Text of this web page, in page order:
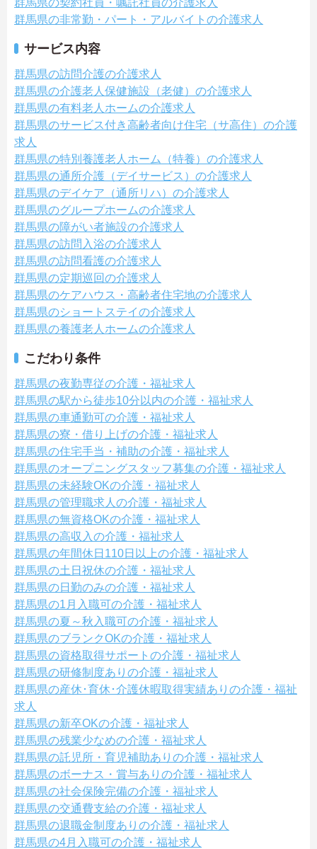
群馬県の非常勤・パート・アルバイトの介護求人
サービス内容
群馬県の訪問介護の介護求人
群馬県の介護老人保健施設（老健）の介護求人
群馬県の有料老人ホームの介護求人
群馬県のサービス付き高齢者向け住宅（サ高住）の介護
求人
群馬県の特別養護老人ホーム（特養）の介護求人
群馬県の通所介護（デイサービス）の介護求人
群馬県のデイケア（通所リハ）の介護求人
群馬県のグループホームの介護求人
群馬県の障がい者施設の介護求人
群馬県の訪問入浴の介護求人
群馬県の訪問看護の介護求人
群馬県の定期巡回の介護求人
群馬県のケアハウス・高齢者住宅地の介護求人
群馬県のショートステイの介護求人
群馬県の養護老人ホームの介護求人
こだわり条件
群馬県の夜勤専従の介護・福祉求人
群馬県の駅から徒歩10分以内の介護・福祉求人
群馬県の車通勤可の介護・福祉求人
群馬県の寮・借り上げの介護・福祉求人
群馬県の住宅手当・補助の介護・福祉求人
群馬県のオープニングスタッフ募集の介護・福祉求人
群馬県の未経験OKの介護・福祉求人
群馬県の管理職求人の介護・福祉求人
群馬県の無資格OKの介護・福祉求人
群馬県の高収入の介護・福祉求人
群馬県の年間休日110日以上の介護・福祉求人
群馬県の土日祝休の介護・福祉求人
群馬県の日勤のみの介護・福祉求人
群馬県の1月入職可の介護・福祉求人
群馬県の夏～秋入職可の介護・福祉求人
群馬県のブランクOKの介護・福祉求人
群馬県の資格取得サポートの介護・福祉求人
群馬県の研修制度ありの介護・福祉求人
群馬県の産休･育休･介護休暇取得実績ありの介護・福祉
求人
群馬県の新卒OKの介護・福祉求人
群馬県の残業少なめの介護・福祉求人
群馬県の託児所・育児補助ありの介護・福祉求人
群馬県のボーナス・賞与ありの介護・福祉求人
群馬県の社会保険完備の介護・福祉求人
群馬県の交通費支給の介護・福祉求人
群馬県の退職金制度ありの介護・福祉求人
群馬県の4月入職可の介護・福祉求人